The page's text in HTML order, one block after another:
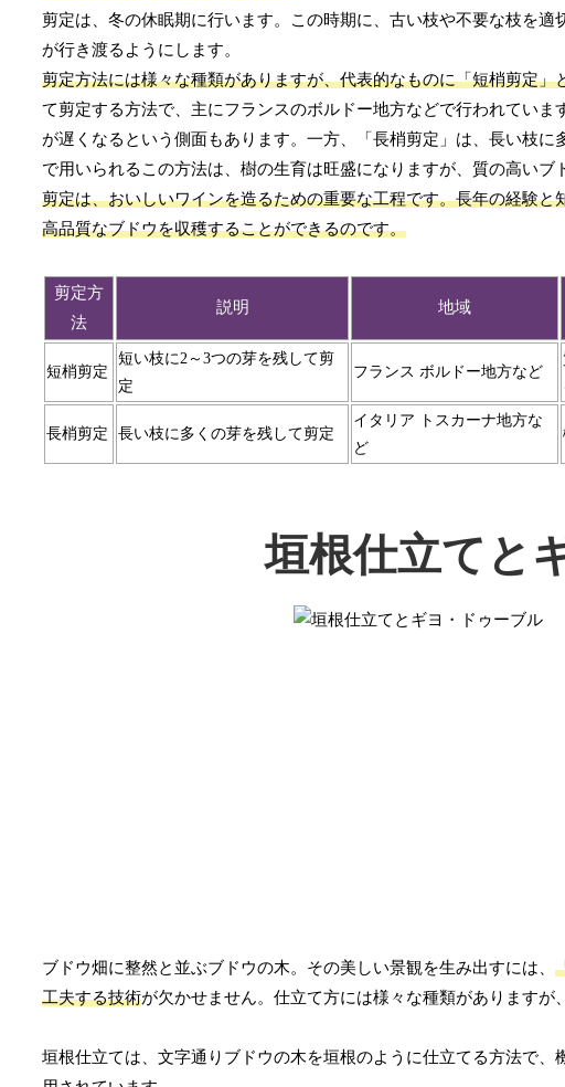
剪定は、冬の休眠期に行います。この時期に、古い枝や不要な枝を
が行き渡るようにします。
剪定方法には様々な種類がありますが、代表的なものに「短梢剪定」
て剪定する方法で、主にフランスのボルドー地方などで行われてい
が遅くなるという側面もあります。一方、「長梢剪定」は、長い枝
で用いられるこの方法は、樹の生育は旺盛になりますが、質の高いブ
剪定は、おいしいワインを造るための重要な工程です。長年の経験
高品質なブドウを収穫することができるのです。
剪定方
法
説明 地域
短梢剪定
短い枝に2～3つの芽を残して剪
定
フランス ボルドー地方など
長梢剪定 長い枝に多くの芽を残して剪定
イタリア トスカーナ地方な
ど
垣根仕立てと
ブドウ畑に整然と並ぶブドウの木。その美しい景観を生み出すには、
工夫する技術が欠かせません。仕立て方には様々な種類がありますが
垣根仕立ては、文字通りブドウの木を垣根のように仕立てる方法で